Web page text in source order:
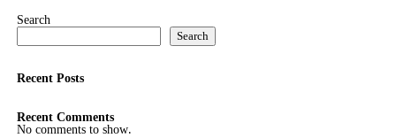
Search
Search
Recent Posts
Recent Comments
No comments to show.